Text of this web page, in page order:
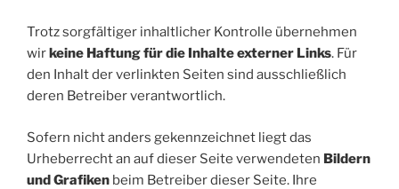
Trotz sorgfältiger inhaltlicher Kontrolle übernehmen
wirkeine Haftung für die Inhalte externer Links. Für
den Inhalt der verlinkten Seiten sind ausschließlich
deren Betreiber verantwortlich.
Sofern nicht anders gekennzeichnet liegt das
Urheberrecht an auf dieser Seite verwendeten Bildern
und Grafiken beim Betreiber dieser Seite. Ihre